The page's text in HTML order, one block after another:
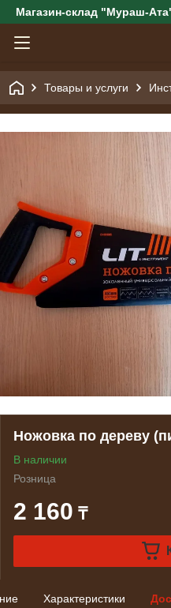
Магазин-склад "Мураш-
Товары и услуги
Ножовка по дереву
В наличии
Розница
2 160 ₸
Характеристики